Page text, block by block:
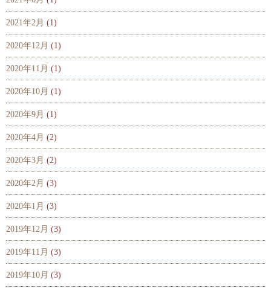
2021年2月 (1)
2020年12月 (1)
2020年11月 (1)
2020年10月 (1)
2020年9月 (1)
2020年4月 (2)
2020年3月 (2)
2020年2月 (3)
2020年1月 (3)
2019年12月 (3)
2019年11月 (3)
2019年10月 (3)